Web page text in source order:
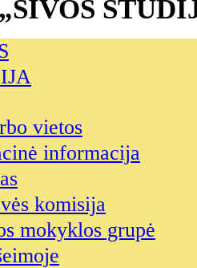
vietos
informacija
komisija
mokyklos grupė